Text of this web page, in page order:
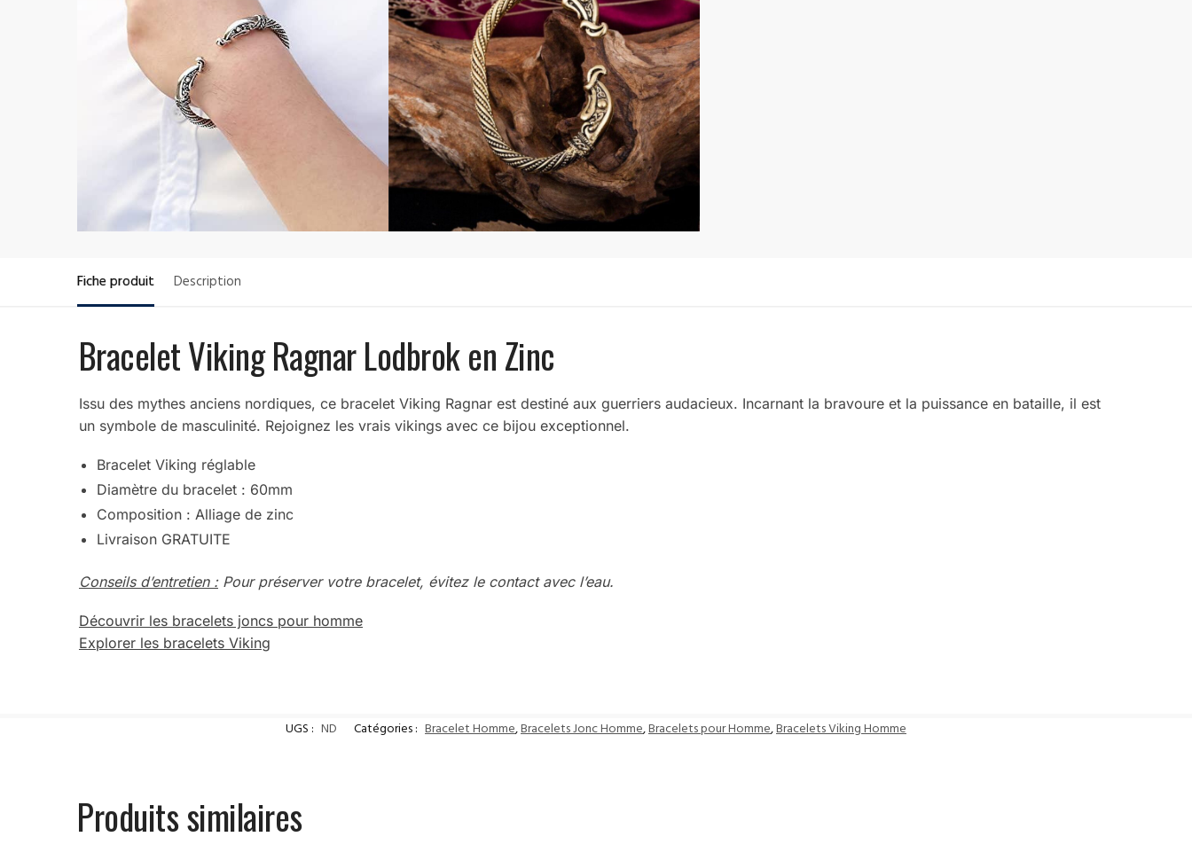
Fiche produit Description
Bracelet Viking Ragnar Lodbrok en Zinc
Issu des mythes anciens nordiques, ce bracelet Viking Ragnar est destiné aux guerriers audacieux. Incarnant la bravoure et la puissance en bataille, il est
un symbole de masculinité. Rejoignez les vrais vikings avec ce bijou exceptionnel.
Bracelet Viking réglable
Diamètre du bracelet : 60mm
Composition : Alliage de zinc
Livraison GRATUITE
Conseils d’entretien :Pour préserver votre bracelet, évitez le contact avec l’eau.
Découvrir les bracelets joncs pour homme
Explorer les bracelets Viking
UGS : ND Catégories : Bracelet Homme,Bracelets Jonc Homme,Bracelets pour Homme,Bracelets Viking Homme
Produits similaires